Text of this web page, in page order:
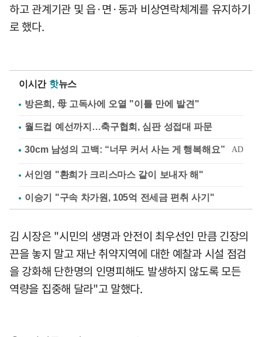
하고 관계기관 및 읍·면·동과 비상연락체계를 유지하기
로 했다.
이시간 핫뉴스
방은희, 母 고독사에 오열 "이틀 만에 발견"
월드컵 예선까지…축구협회, 심판 성접대 파문
서인영 "환희가 크리스마스 같이 보내자 해"
이승기 "구속 차가원, 105억 전세금 편취 사기"
김 시장은 "시민의 생명과 안전이 최우선인 만큼 긴장의
끈을 놓지 말고 재난 취약지역에 대한 예찰과 시설 점검
을 강화해 단한명의 인명피해도 발생하지 않도록 모든
역량을 집중해 달라"고 말했다.